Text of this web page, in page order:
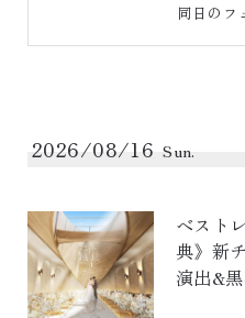
同日のフ
2026/08/16 Sun.
ベスト
典》新
演出&